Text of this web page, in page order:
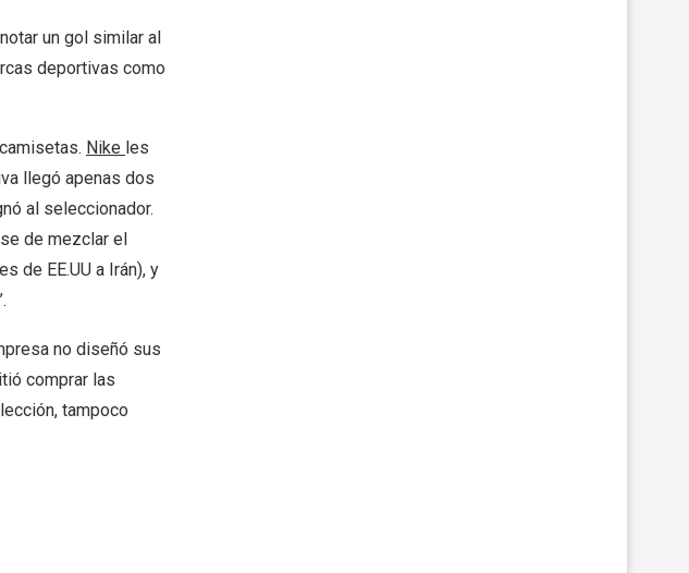
un gol similar al
deportivas como
Nike les
llegó apenas dos
al seleccionador.
de mezclar el
de EE.UU a Irán), y
no diseñó sus
comprar las
tampoco